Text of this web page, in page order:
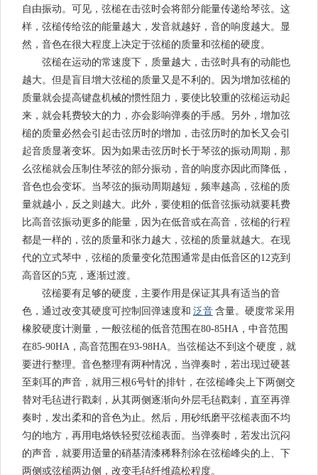
自由振动。可见，弦槌在击弦时会将部分能量传递给琴弦。这
样，弦槌传给弦的能量越大，发音就越好，音的响度越大。显
然，音色在很大程度上决定于弦槌的质量和弦槌的硬度。
弦槌在运动的常速度下，质量越大，击弦时具有的动能也
越大。但是盲目增大弦槌的质量又是不利的。因为增加弦槌的
质量就会提高键盘机械的惯性阻力，要使比较重的弦槌运动起
来，就会耗费较大的力，亦会影响弹奏的手感。另外，增加弦
槌的质量必然会引起击弦历时的增加，击弦历时的加长又会引
起音质显著变坏。因为如果击弦历时长于琴弦的振动周期，那
么弦槌就会压制住琴弦的部分振动，音的响度亦因此而降低，
音色也会变坏。当琴弦的振动周期越短，频率越高，弦槌的质
量就越小，反之则越大。此外，要使粗的低音弦振动就要耗费
比高音弦振动更多的能量，因为在低音或在高音，弦槌的行程
都是一样的，弦的质量和张力越大，弦槌的质量就越大。在现
代的立式琴中，弦槌的质量变化范围通常是由低音区的12克到
高音区的5克，逐渐过渡。
弦槌要有足够的硬度，主要作用是保证其具有适当的音
色，通过改变其硬度可控制回弹速度和 泛音 含量。硬度常采用
橡胶硬度计测量，一般弦槌的低音范围在80-85HA，中音范围
在85-90HA，高音范围在93-98HA。当弦槌达不到这个硬度，就
要进行整理。音色整理有两种情况，当弹奏时，若出现过硬甚
至刺耳的声音，就用三根6号针的排针，在弦槌峰尖上下两侧交
替对毛毡进行戳刺，从其两侧逐渐向外层毛毡戳刺，直至再弹
奏时，发出柔和的音色为止。然后，用砂纸磨平弦槌表面不均
匀的地方，再用电烙铁轻熨弦槌表面。当弹奏时，若发出沉闷
的声音，就要用适量的硝基清漆稀释剂涂在弦槌峰尖的上、下
两侧或弦槌两边侧，改变毛毡纤维疏松程度。